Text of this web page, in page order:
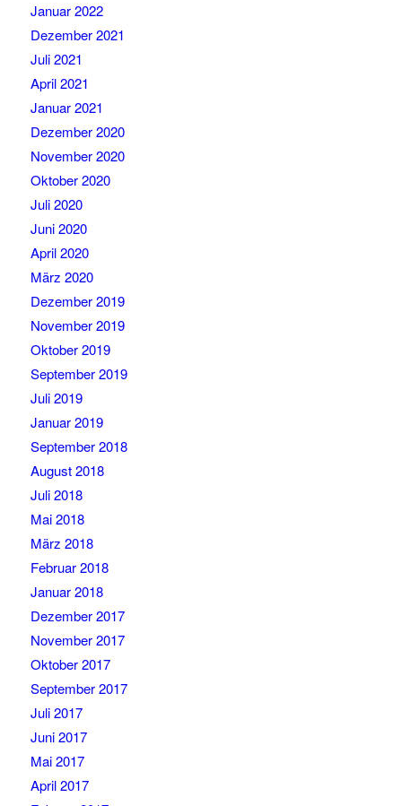
Januar 2022
Dezember 2021
Juli 2021
April 2021
Januar 2021
Dezember 2020
November 2020
Oktober 2020
Juli 2020
Juni 2020
April 2020
März 2020
Dezember 2019
November 2019
Oktober 2019
September 2019
Juli 2019
Januar 2019
September 2018
August 2018
Juli 2018
Mai 2018
März 2018
Februar 2018
Januar 2018
Dezember 2017
November 2017
Oktober 2017
September 2017
Juli 2017
Juni 2017
Mai 2017
April 2017